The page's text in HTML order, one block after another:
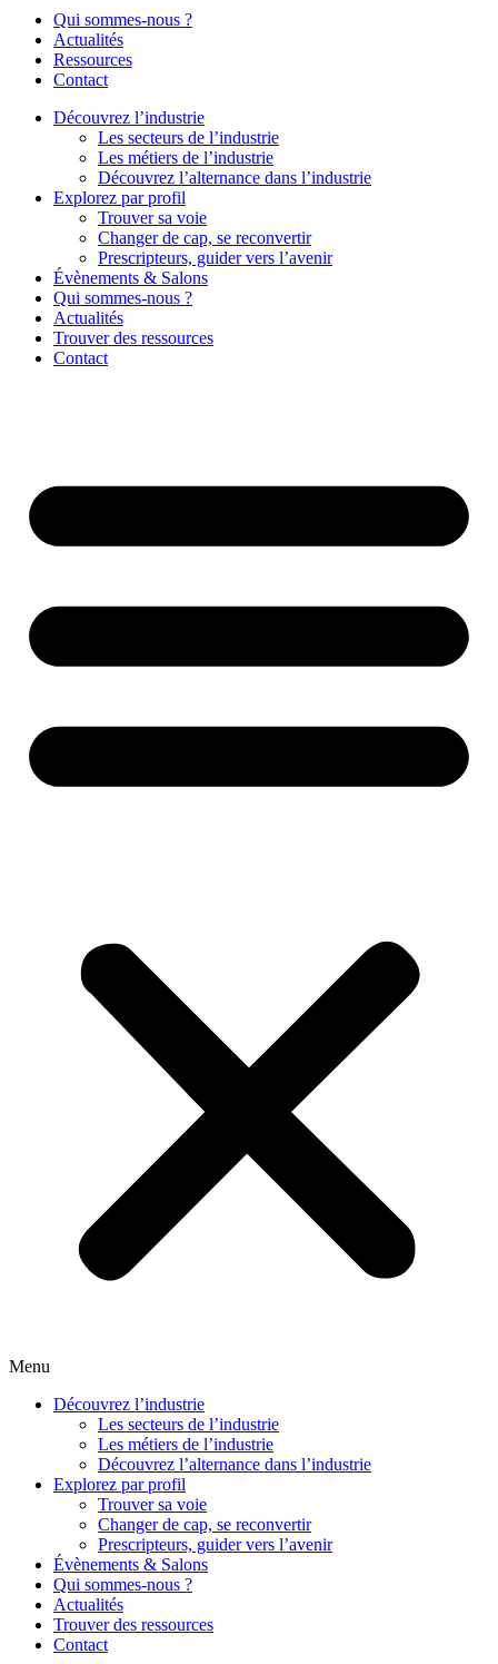
Qui sommes-nous ?
Actualités
Ressources
Contact
Découvrez l’industrie
Les secteurs de l’industrie
Les métiers de l’industrie
Découvrez l’alternance dans l’industrie
Explorez par profil
Trouver sa voie
Changer de cap, se reconvertir
Prescripteurs, guider vers l’avenir
Évènements & Salons
Qui sommes-nous ?
Actualités
Trouver des ressources
Contact
Menu
Découvrez l’industrie
Les secteurs de l’industrie
Les métiers de l’industrie
Découvrez l’alternance dans l’industrie
Explorez par profil
Trouver sa voie
Changer de cap, se reconvertir
Prescripteurs, guider vers l’avenir
Évènements & Salons
Qui sommes-nous ?
Actualités
Trouver des ressources
Contact